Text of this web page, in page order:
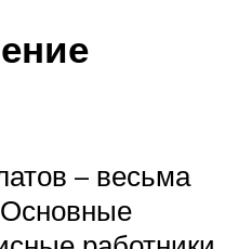
– весьма